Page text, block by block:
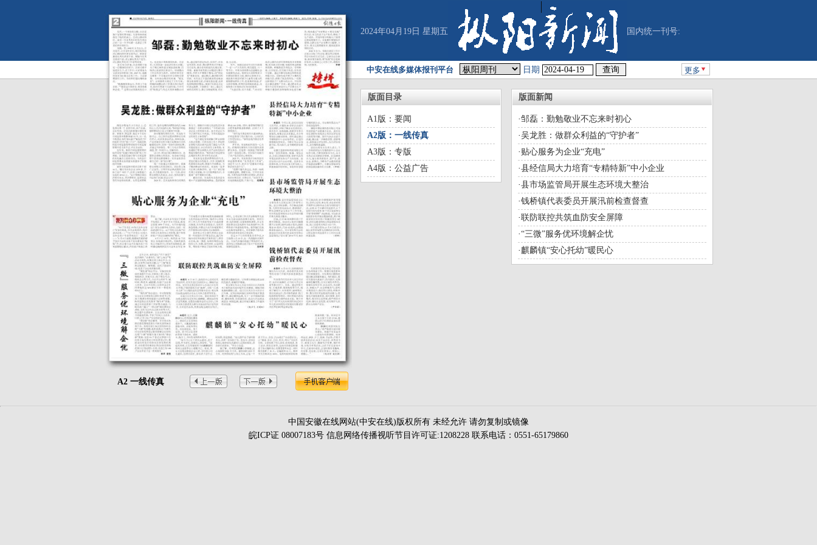
A2 一线传真
2024年04月19日 星期五 国内统一刊号:
中安在线多媒体报刊平台 日期 更多
版面目录
A1版：要闻
A2版：一线传真
A3版：专版
A4版：公益广告
版面新闻
·邹磊：勤勉敬业不忘来时初心
·吴龙胜：做群众利益的“守护者”
· 贴心服务为企业“充电”
·县经信局大力培育“专精特新”中小企业
·县市场监管局开展生态环境大整治
·钱桥镇代表委员开展汛前检查督查
·联防联控共筑血防安全屏障
·“三微”服务优环境解企忧
· 麒麟镇“安心托幼”暖民心
中国安徽在线网站(中安在线)版权所有 未经允许 请勿复制或镜像
皖ICP证 08007183号 信息网络传播视听节目许可证:1208228 联系电话：0551-65179860